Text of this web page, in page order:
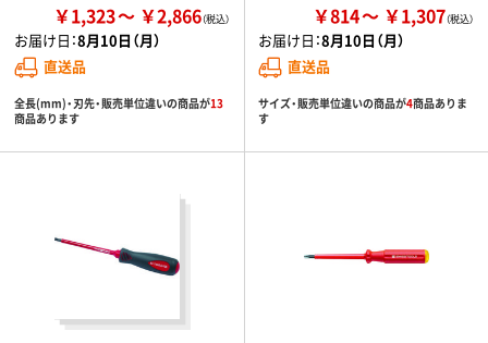
￥1,323 ￥2,866
お届け日：8月10日（月）
直送品
全長(mm)・刃先・販売単位違いの商品が13
商品あります
￥814 ￥1,307
お届け日：8月10日（月）
直送品
サイズ・販売単位違いの商品が4商品ありま
す